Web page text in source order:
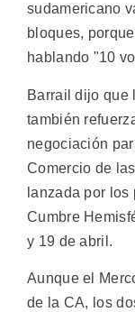
sudamericano
bloques,
hablando "10
Barrail dijo que
también
negociación
Comercio de
lanzada por los
Cumbre
y 19 de abril.
Aunque el
de la CA, los